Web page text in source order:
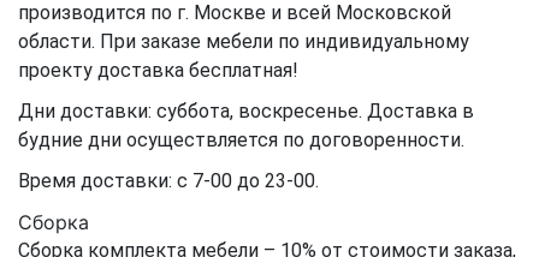
производится по г. Москве и всей Московской
области. При заказе мебели по индивидуальному
проекту доставка бесплатная!
Дни доставки: суббота, воскресенье. Доставка в
будние дни осуществляется по договоренности.
Время доставки: с 7-00 до 23-00.
Сборка
Сборка комплекта мебели – 10% от стоимости заказа,